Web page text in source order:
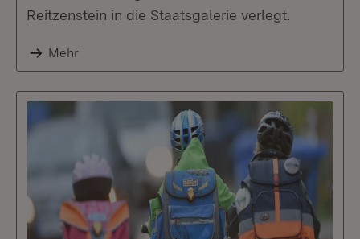
Reitzenstein in die Staatsgalerie verlegt.
Mehr